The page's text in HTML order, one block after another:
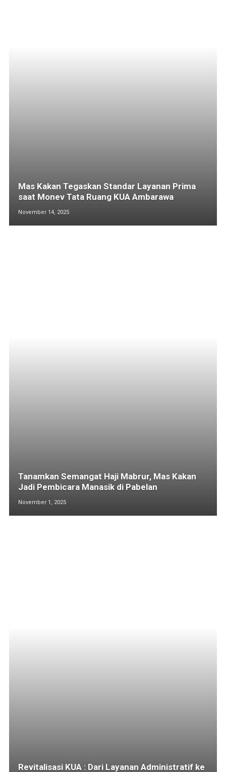
Mas Kakan Tegaskan Standar Layanan Prima
saat Monev Tata Ruang KUA Ambarawa
November 14, 2025
Tanamkan Semangat Haji Mabrur, Mas Kakan
Jadi Pembicara Manasik di Pabelan
November 1, 2025
Revitalisasi KUA : Dari Layanan Administratif ke